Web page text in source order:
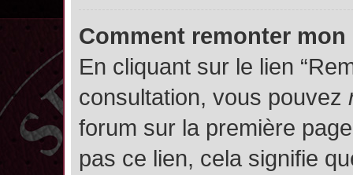
Comment remonter
En cliquant sur le lien
consultation, vous pouvez
forum sur la première
pas ce lien, cela signifie